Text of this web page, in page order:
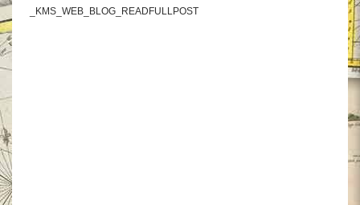
_KMS_WEB_BLOG_READFULLPOST